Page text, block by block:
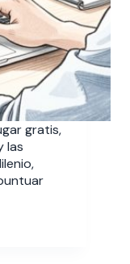
gratis,
las